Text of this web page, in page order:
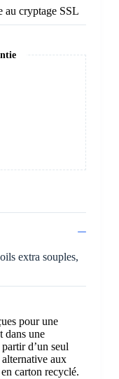
au cryptage SSL
extra souples,
pour une
dans une
d’un seul
aux
carton recyclé.